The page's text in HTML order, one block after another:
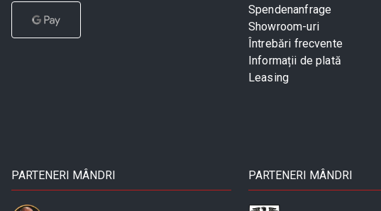
Spendenanfrage
Showroom-uri
Întrebări frecvente
Informații de plată
Leasing
PARTENERI MÂNDRI PARTENERI MÂNDRI